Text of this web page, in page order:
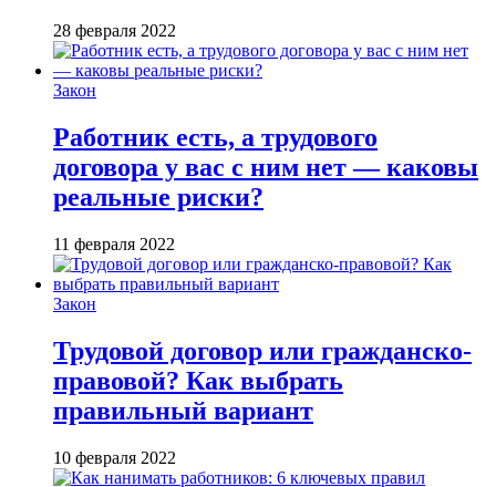
28 февраля 2022
Закон
Работник есть, а трудового
договора у вас с ним нет — каковы
реальные риски?
11 февраля 2022
Закон
Трудовой договор или гражданско-
правовой? Как выбрать
правильный вариант
10 февраля 2022